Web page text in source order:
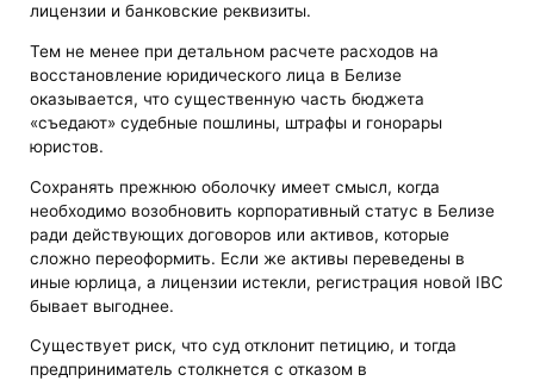
лицензии и банковские реквизиты.
Тем не менее при детальном расчете расходов на
восстановление юридического лица в Белизе
оказывается, что существенную часть бюджета
«съедают» судебные пошлины, штрафы и гонорары
юристов.
Сохранять прежнюю оболочку имеет смысл, когда
необходимо возобновить корпоративный статус в Белизе
ради действующих договоров или активов, которые
сложно переоформить. Если же активы переведены в
иные юрлица, а лицензии истекли, регистрация новой IBC
бывает выгоднее.
Существует риск, что суд отклонит петицию, и тогда
предприниматель столкнется с отказом в